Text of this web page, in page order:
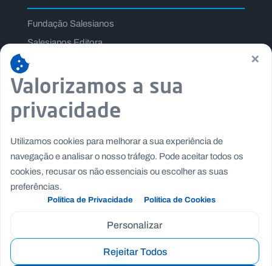
Fundação Salesianos
Salesianos Editora
Família Salesiana
Missão Dom Bosco
Jogos Nacionais Salesianos
Copyright © Fundação Salesianos
×
Valorizamos a sua
privacidade
Utilizamos cookies para melhorar a sua experiência de
navegação e analisar o nosso tráfego. Pode aceitar todos os
cookies, recusar os não essenciais ou escolher as suas
preferências.
Política de Privacidade Política de Cookies
Personalizar
Rejeitar Todos